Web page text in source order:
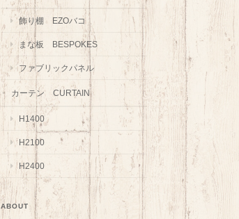
飾り棚 EZOバコ
まな板 BESPOKES
ファブリックパネル
カーテン CURTAIN
H1400
H2100
H2400
ABOUT